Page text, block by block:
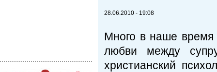
28.06.2010 - 19:08
Много в наше время
любви между
христианский